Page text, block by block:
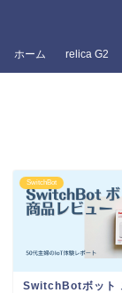
ホーム relica G2
SwitchBot
SwitchBotボット